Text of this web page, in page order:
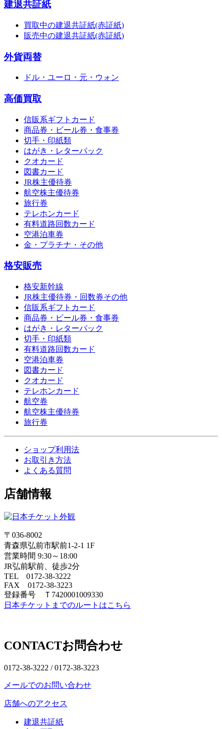
建退共証紙
買取中の建退共証紙(赤証紙)
販売中の建退共証紙(赤証紙)
外貨両替
ドル・ユーロ・元・ウォン
高価買取
信販系ギフトカード
商品券・ビール券・食事券
切手・印紙類
はがき・レターパック
クオカード
図書カード
JR株主優待券
航空株主優待券
旅行券
テレホンカード
有料道路回数カード
空港泊車券
金・プラチナ・その他
格安販売
格安新幹線
JR株主優待券・回数券その他
信販系ギフトカード
商品券・ビール券・食事券
はがき・レターパック
切手・印紙類
有料道路回数カード
空港泊車券
図書カード
クオカード
テレホンカード
航空券
航空株主優待券
旅行券
ショップ利用法
お取引き方法
よくある質問
店舗情報
〒036-8002
青森県弘前市駅前1-2-1 1F
営業時間 9:30～18:00
JR弘前駅前、徒歩2分
TEL 0172-38-3222
FAX 0172-38-3223
登録番号 Ｔ7420001009330
日本チケットまでのルートはこちら
CONTACTお問合わせ
0172-38-3222 /0172-38-3223
メールでのお問い合わせ
店舗へのアクセス
建退共証紙